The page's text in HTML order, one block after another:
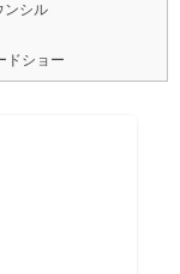
ンシル
ドショー